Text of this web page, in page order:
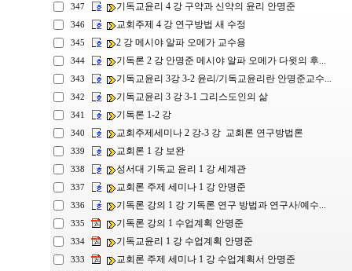
347 기독교윤리 4 강 구약과 신약의 윤리 안명준
346 교회주제 4 강 연구방법 새 수정
345 2 강 메시야 알파 오메가 교수용
344 기독론 2 강 안명준 메시야 알파 오메가 다윗의 후...
343 기독교윤리 3강 3-2 윤리/기독교윤리란 안명준교수...
342 기독교윤리 3 강 3-1 그리스도인의 삶
341 기독론 1-2 강
340 교회주제세미나 2 강-3 강 교회론 연구방법론
339 교회론 1 강 보완
338 성서대 기독교 윤리 1 강 세계관
337 교회론 주제 세미나 1 강 안명준
336 기독론 강의 1 강 기독론 연구 방법과 연구사/예수...
335 기독론 강의 1 수업계획 안명준
334 기독교윤리 1 강 수업계획 안명준
333 교회론 주제 세미나 1 강 수업계획서 안명준